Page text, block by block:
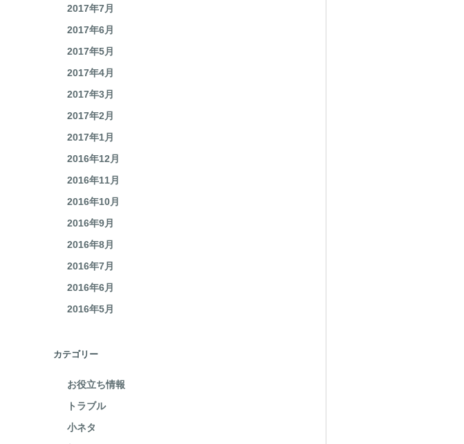
2017年8月
2017年7月
2017年6月
2017年5月
2017年4月
2017年3月
2017年2月
2017年1月
2016年12月
2016年11月
2016年10月
2016年9月
2016年8月
2016年7月
2016年6月
お役立ち情報
トラブル